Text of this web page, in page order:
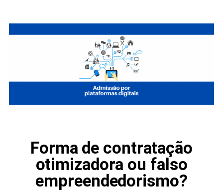
Forma de contratação
otimizadora ou falso
empreendedorismo?